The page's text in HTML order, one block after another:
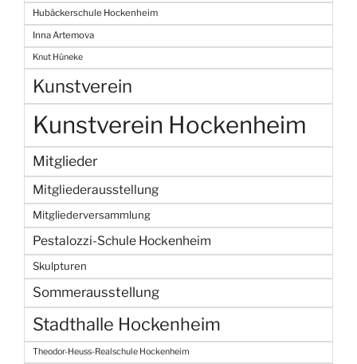
Hubäckerschule Hockenheim
Inna Artemova
Knut Hüneke
Kunstverein
Kunstverein Hockenheim
Mitglieder
Mitgliederausstellung
Mitgliederversammlung
Pestalozzi-Schule Hockenheim
Skulpturen
Sommerausstellung
Stadthalle Hockenheim
Theodor-Heuss-Realschule Hockenheim